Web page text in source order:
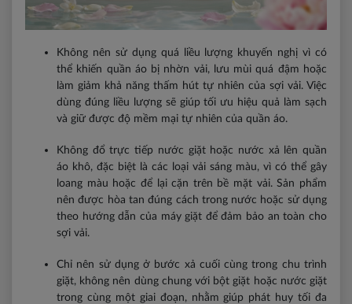
Không nên sử dụng quá liều lượng khuyến nghị vì có
thể khiến quần áo bị nhờn vải, lưu mùi quá đậm hoặc
làm giảm khả năng thấm hút tự nhiên của sợi vải. Việc
dùng đúng liều lượng sẽ giúp tối ưu hiệu quả làm sạch
và giữ được độ mềm mại tự nhiên của quần áo.
Không đổ trực tiếp nước giặt hoặc nước xả lên quần
áo khô, đặc biệt là các loại vải sáng màu, vì có thể gây
loang màu hoặc để lại cặn trên bề mặt vải. Sản phẩm
nên được hòa tan đúng cách trong nước hoặc sử dụng
theo hướng dẫn của máy giặt để đảm bảo an toàn cho
sợi vải.
Chỉ nên sử dụng ở bước xả cuối cùng trong chu trình
giặt, không nên dùng chung với bột giặt hoặc nước giặt
trong cùng một giai đoạn, nhằm giúp phát huy tối đa